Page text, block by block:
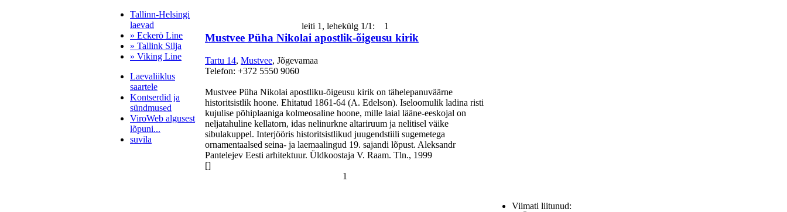
Tallinn-Helsingi
laevad
» Eckerö Line
» Tallink Silja
» Viking Line
Laevaliiklus
saartele
Kontserdid ja
sündmused
ViroWeb algusest
lõpuni...
suvila
leiti 1, lehekülg 1/1: 1
Mustvee Püha Nikolai apostlik-õigeusu kirik
Tartu 14, Mustvee, Jõgevamaa
Telefon: +372 5550 9060
Mustvee Püha Nikolai apostliku-õigeusu kirik on tähelepanuväärne
historitsistlik hoone. Ehitatud 1861-64 (A. Edelson). Iseloomulik ladina risti
kujulise põhiplaaniga kolmeosaline hoone, mille laial lääne-eeskojal on
neljatahuline kellatorn, idas nelinurkne altariruum ja nelitisel väike
sibulakuppel. Interjööris historitsistlikud juugendstiili sugemetega
ornamentaalsed seina- ja laemaalingud 19. sajandi lõpust. Aleksandr
Pantelejev Eesti arhitektuur. Üldkoostaja V. Raam. Tln., 1999
[]
1
Viimati liitunud: